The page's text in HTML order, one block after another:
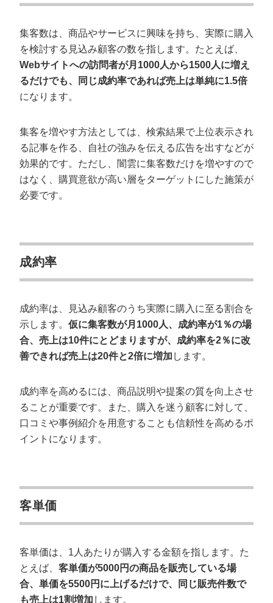
集客数は、商品やサービスに興味を持ち、実際に購入
を検討する見込み顧客の数を指します。たとえば、
Webサイトへの訪問者が月1000人から1500人に増え
るだけでも、同じ成約率であれば売上は単純に1.5倍
になります。
集客を増やす方法としては、検索結果で上位表示され
る記事を作る、自社の強みを伝える広告を出すなどが
効果的です。ただし、闇雲に集客数だけを増やすので
はなく、購買意欲が高い層をターゲットにした施策が
必要です。
成約率
成約率は、見込み顧客のうち実際に購入に至る割合を
示します。 仮に集客数が月1000人、成約率が1％の場
合、売上は10件にとどまりますが、成約率を2％に改
善できれば売上は20件と2倍に増加 します。
成約率を高めるには、商品説明や提案の質を向上させ
ることが重要です。また、購入を迷う顧客に対して、
口コミや事例紹介を用意することも信頼性を高めるポ
イントになります。
客単価
客単価は、1人あたりが購入する金額を指します。た
とえば、 客単価が5000円の商品を販売している場
合、単価を5500円に上げるだけで、同じ販売件数で
も売上は1割増加 します。